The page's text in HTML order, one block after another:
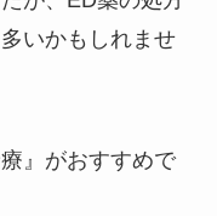
いかもしれませ
』がおすすめで